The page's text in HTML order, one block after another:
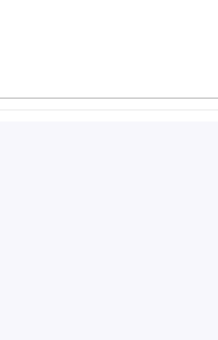
مرافق أسلوب حياة ممتازة وإمكانيات تأجير